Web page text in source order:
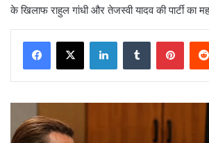
के खिलाफ राहुल गांधी और तेजस्वी यादव की पार्टी का
LinkedInTumblr